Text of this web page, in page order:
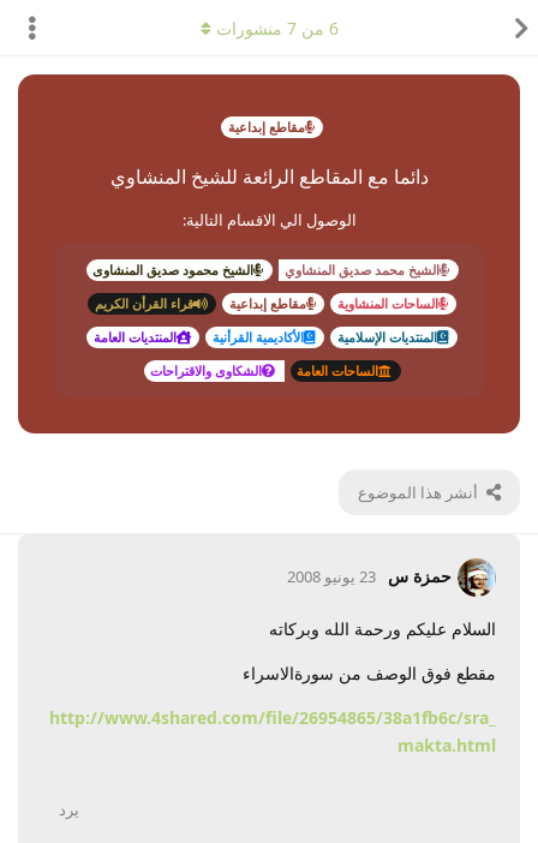
مقاطع إبداعية
دائما مع المقاطع الرائعة للشيخ المنشاوي
الوصول الي الاقسام التالية:
الشيخ محمد صديق المنشاوي
الشيخ محمود صديق المنشاوى
الساحات المنشاوية
مقاطع إبداعية
قراء القرأن الكريم
المنتديات الإسلامية
الأكاديمية القرأنية
المنتديات العامة
الساحات العامة
الشكاوى والاقتراحات
أنشر هذا الموضوع
6 من7 منشورات
حمزة س 23 يونيو 2008
السلام عليكم ورحمة الله وبركاته
مقطع فوق الوصف من سورةالاسراء
http://www.4shared.com/file/26954865/38a1fb6c/sra_
makta.html
يرد